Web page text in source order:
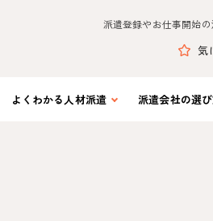
派遣登録やお仕事開始
気
よくわかる 人材派遣 派遣会社の選